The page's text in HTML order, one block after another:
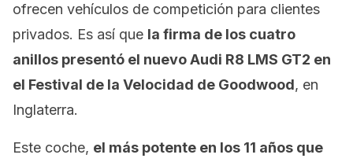
ofrecen vehículos de competición para clientes
privados. Es así que la firma de los cuatro
anillos presentó el nuevo Audi R8 LMS GT2 en
el Festival de la Velocidad de Goodwood, en
Inglaterra.
Este coche, el más potente en los 11 años que